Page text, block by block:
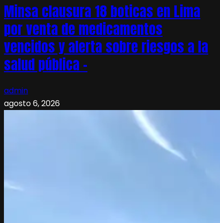
Minsa clausura 18 boticas en Lima
por venta de medicamentos
vencidos y alerta sobre riesgos a la
salud pública –
admin
agosto 6, 2026